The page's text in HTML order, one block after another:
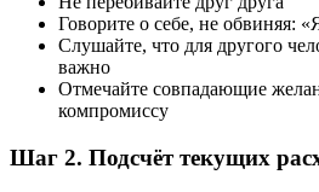
Говорите о себе, не обвиняя:
Слушайте, что для другого
важно
Отмечайте совпадающие
компромиссу
Шаг 2. Подсчёт текущих